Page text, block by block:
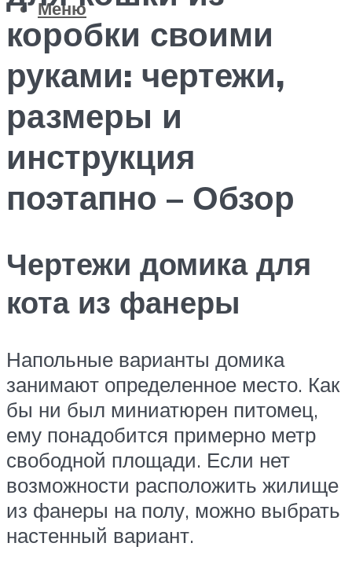
Меню
коробки своими
руками: чертежи,
размеры и
инструкция
поэтапно – Обзор
Чертежи домика для
кота из фанеры
Напольные варианты домика
занимают определенное место. Как
бы ни был миниатюрен питомец,
ему понадобится примерно метр
свободной площади. Если нет
возможности расположить жилище
из фанеры на полу, можно выбрать
настенный вариант.